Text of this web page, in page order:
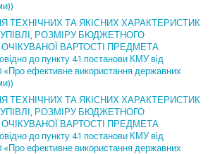
ТЕХНІЧНИХ ТА ЯКІСНИХ ХАРАКТЕРИСТИК
РОЗМІРУ БЮДЖЕТНОГО
ВАРТОСТІ ПРЕДМЕТА
до пункту 41 постанови КМУ від
ефективне використання державних
ТЕХНІЧНИХ ТА ЯКІСНИХ ХАРАКТЕРИСТИК
РОЗМІРУ БЮДЖЕТНОГО
ВАРТОСТІ ПРЕДМЕТА
до пункту 41 постанови КМУ від
ефективне використання державних